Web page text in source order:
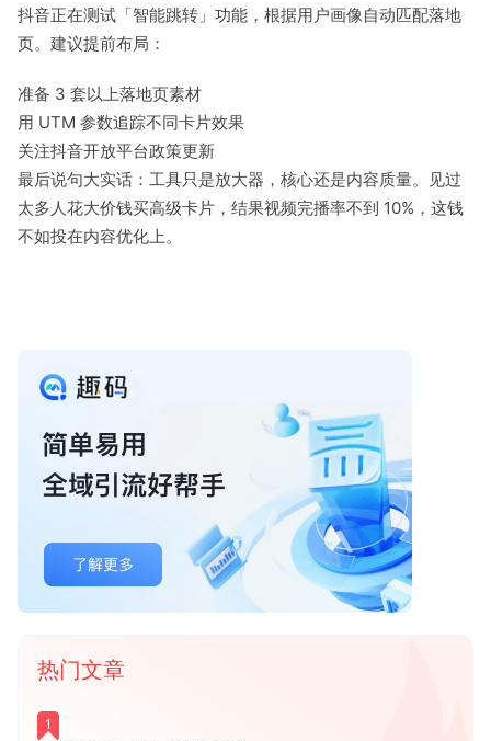
抖音正在测试「智能跳转」功能，根据用户画像自动匹配落地
页。建议提前布局：
准备 3 套以上落地页素材
用 UTM 参数追踪不同卡片效果
关注抖音开放平台政策更新
最后说句大实话：工具只是放大器，核心还是内容质量。见过
太多人花大价钱买高级卡片，结果视频完播率不到 10%，这钱
不如投在内容优化上。
热门文章
1